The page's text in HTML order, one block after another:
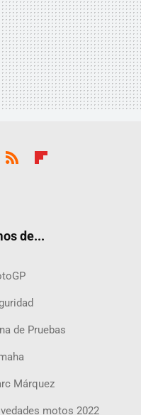
de...
de Pruebas
Márquez
motos 2022